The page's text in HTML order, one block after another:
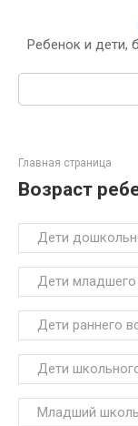
контентуРебенок и дети,
Поиск:
Главная страница
Возраст
Дети
Дети
Дети раннего
Дети
Младший